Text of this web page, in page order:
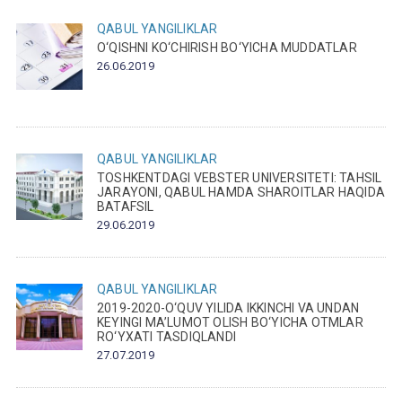
QABUL
YANGILIKLAR
O‘QISHNI KO‘CHIRISH BO‘YICHA MUDDATLAR
26.06.2019
QABUL
YANGILIKLAR
TOSHKENTDAGI VEBSTER UNIVERSITETI: TAHSIL
JARAYONI, QABUL HAMDA SHAROITLAR HAQIDA
BATAFSIL
29.06.2019
QABUL
YANGILIKLAR
2019-2020-O‘QUV YILIDA IKKINCHI VA UNDAN
KEYINGI MA’LUMOT OLISH BO‘YICHA OTMLAR
RO‘YXATI TASDIQLANDI
27.07.2019